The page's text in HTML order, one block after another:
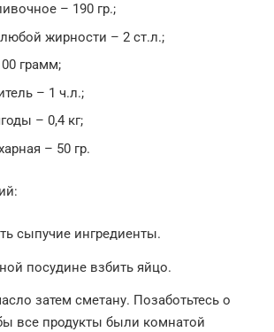
– 190 гр.;
жирности – 2 ст.л.;
грамм;
– 1 ч.л.;
– 0,4 кг;
– 50 гр.
сыпучие ингредиенты.
посудине взбить яйцо.
затем сметану. Позаботьтесь о
все продукты были комнатой